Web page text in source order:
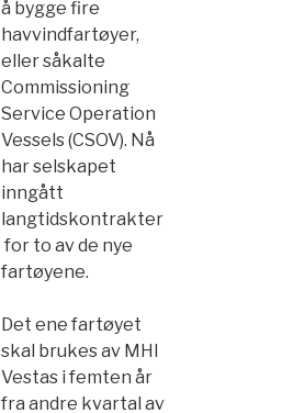
å bygge fire
havvindfartøyer,
eller såkalte
Commissioning
Service Operation
Vessels (CSOV). Nå
har selskapet
inngått
langtidskontrakter
for to av de nye
fartøyene.
Det ene fartøyet
skal brukes av MHI
Vestas i femten år
fra andre kvartal av